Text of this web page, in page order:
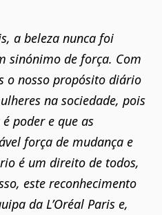
a beleza nunca foi
sinónimo de força. Com
o nosso propósito diário
na sociedade, pois
poder e que as
força de mudança e
é um direito de todos,
este reconhecimento
da L’Oréal Paris e,